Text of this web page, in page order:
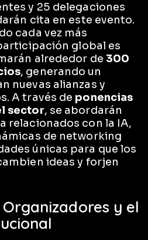
y 25 delegaciones
cita en este evento.
cada vez más
global es
alrededor de 300
, generando un
nuevas alianzas y
A través de ponencias
sector, se abordarán
relacionados con la IA,
de networking
únicas para que los
ideas y forjen
y el